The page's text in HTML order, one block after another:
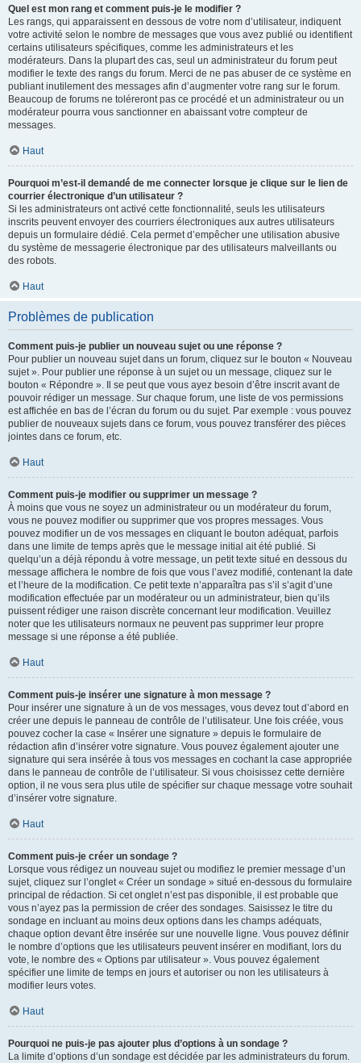
Quel est mon rang et comment puis-je le modifier ?
Les rangs, qui apparaissent en dessous de votre nom d’utilisateur, indiquent
votre activité selon le nombre de messages que vous avez publié ou identifient
certains utilisateurs spécifiques, comme les administrateurs et les
modérateurs. Dans la plupart des cas, seul un administrateur du forum peut
modifier le texte des rangs du forum. Merci de ne pas abuser de ce système en
publiant inutilement des messages afin d’augmenter votre rang sur le forum.
Beaucoup de forums ne toléreront pas ce procédé et un administrateur ou un
modérateur pourra vous sanctionner en abaissant votre compteur de
messages.
Haut
Pourquoi m’est-il demandé de me connecter lorsque je clique sur le lien de
courrier électronique d’un utilisateur ?
Si les administrateurs ont activé cette fonctionnalité, seuls les utilisateurs
inscrits peuvent envoyer des courriers électroniques aux autres utilisateurs
depuis un formulaire dédié. Cela permet d’empêcher une utilisation abusive
du système de messagerie électronique par des utilisateurs malveillants ou
des robots.
Haut
Problèmes de publication
Comment puis-je publier un nouveau sujet ou une réponse ?
Pour publier un nouveau sujet dans un forum, cliquez sur le bouton « Nouveau
sujet ». Pour publier une réponse à un sujet ou un message, cliquez sur le
bouton « Répondre ». Il se peut que vous ayez besoin d’être inscrit avant de
pouvoir rédiger un message. Sur chaque forum, une liste de vos permissions
est affichée en bas de l’écran du forum ou du sujet. Par exemple : vous pouvez
publier de nouveaux sujets dans ce forum, vous pouvez transférer des pièces
jointes dans ce forum, etc.
Haut
Comment puis-je modifier ou supprimer un message ?
À moins que vous ne soyez un administrateur ou un modérateur du forum,
vous ne pouvez modifier ou supprimer que vos propres messages. Vous
pouvez modifier un de vos messages en cliquant le bouton adéquat, parfois
dans une limite de temps après que le message initial ait été publié. Si
quelqu’un a déjà répondu à votre message, un petit texte situé en dessous du
message affichera le nombre de fois que vous l’avez modifié, contenant la date
et l’heure de la modification. Ce petit texte n’apparaîtra pas s’il s’agit d’une
modification effectuée par un modérateur ou un administrateur, bien qu’ils
puissent rédiger une raison discrète concernant leur modification. Veuillez
noter que les utilisateurs normaux ne peuvent pas supprimer leur propre
message si une réponse a été publiée.
Haut
Comment puis-je insérer une signature à mon message ?
Pour insérer une signature à un de vos messages, vous devez tout d’abord en
créer une depuis le panneau de contrôle de l’utilisateur. Une fois créée, vous
pouvez cocher la case « Insérer une signature » depuis le formulaire de
rédaction afin d’insérer votre signature. Vous pouvez également ajouter une
signature qui sera insérée à tous vos messages en cochant la case appropriée
dans le panneau de contrôle de l’utilisateur. Si vous choisissez cette dernière
option, il ne vous sera plus utile de spécifier sur chaque message votre souhait
d’insérer votre signature.
Haut
Comment puis-je créer un sondage ?
Lorsque vous rédigez un nouveau sujet ou modifiez le premier message d’un
sujet, cliquez sur l’onglet « Créer un sondage » situé en-dessous du formulaire
principal de rédaction. Si cet onglet n’est pas disponible, il est probable que
vous n’ayez pas la permission de créer des sondages. Saisissez le titre du
sondage en incluant au moins deux options dans les champs adéquats,
chaque option devant être insérée sur une nouvelle ligne. Vous pouvez définir
le nombre d’options que les utilisateurs peuvent insérer en modifiant, lors du
vote, le nombre des « Options par utilisateur ». Vous pouvez également
spécifier une limite de temps en jours et autoriser ou non les utilisateurs à
modifier leurs votes.
Haut
Pourquoi ne puis-je pas ajouter plus d’options à un sondage ?
La limite d’options d’un sondage est décidée par les administrateurs du forum.